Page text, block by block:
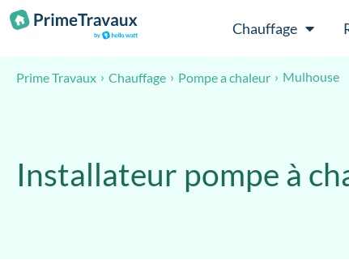
Passer au contenu Chauffage
Prime Travaux Chauffage Pompe a chaleur Mulhouse
Installateur pompe à